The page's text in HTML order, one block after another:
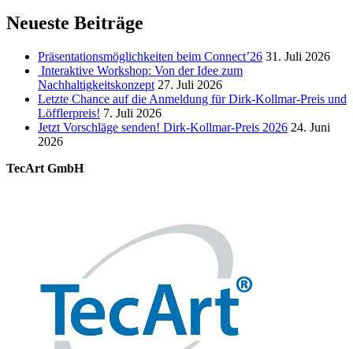
Neueste Beiträge
Präsentationsmöglichkeiten beim Connect’26 31. Juli 2026
Interaktive Workshop: Von der Idee zum
Nachhaltigkeitskonzept 27. Juli 2026
Letzte Chance auf die Anmeldung für Dirk-Kollmar-Preis und
Löfflerpreis! 7. Juli 2026
Jetzt Vorschläge senden! Dirk-Kollmar-Preis 2026 24. Juni
2026
TecArt GmbH